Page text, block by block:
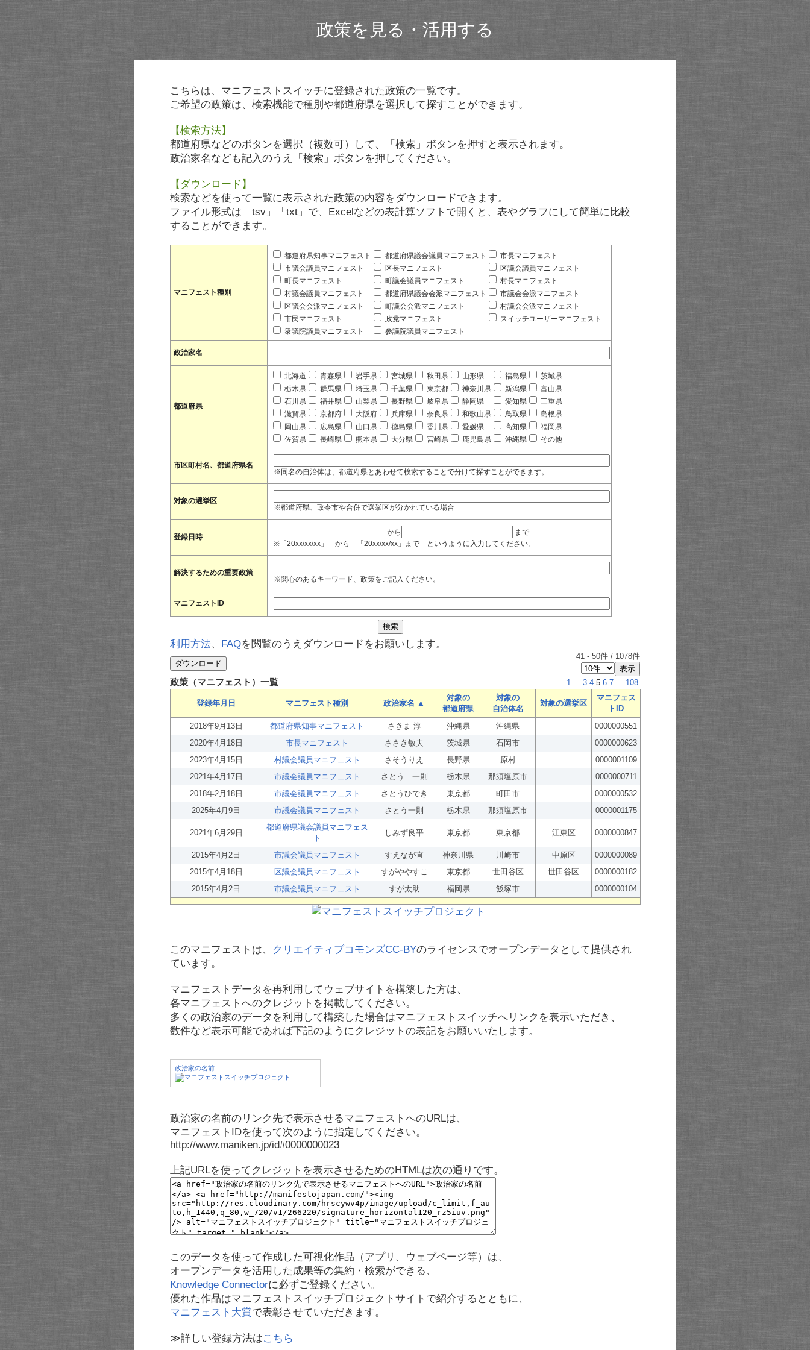
政策を見る・活用する
こちらは、マニフェストスイッチに登録された政策の一覧です。
ご希望の政策は、検索機能で種別や都道府県を選択して探すことができます。
【検索方法】
都道府県などのボタンを選択（複数可）して、「検索」ボタンを押すと表示されます。
政治家名なども記入のうえ「検索」ボタンを押してください。
【ダウンロード】
検索などを使って一覧に表示された政策の内容をダウンロードできます。
ファイル形式は「tsv」「txt」で、Excelなどの表計算ソフトで開くと、表やグラフにして簡単に比較
することができます。
マニフェスト種別
都道府県知事マニフェスト 都道府県議会議員マニフェスト
市長マニフェスト
市議会議員マニフェスト
区長マニフェスト
区議会議員マニフェスト
町長マニフェスト
町議会議員マニフェスト
村長マニフェスト
村議会議員マニフェスト
都道府県議会会派マニフェスト
市議会会派マニフェスト
区議会会派マニフェスト
町議会会派マニフェスト
村議会会派マニフェスト
市民マニフェスト
政党マニフェスト
スイッチユーザーマニフェスト
衆議院議員マニフェスト
参議院議員マニフェスト
政治家名
都道府県
北海道 青森県 岩手県 宮城県 秋田県 山形県 福島県
茨城県
栃木県
群馬県 埼玉県 千葉県 東京都 神奈川県 新潟県
富山県
石川県
福井県 山梨県 長野県 岐阜県 静岡県 愛知県
三重県
滋賀県
京都府 大阪府 兵庫県 奈良県 和歌山県 鳥取県
島根県
岡山県
広島県 山口県 徳島県 香川県 愛媛県 高知県
福岡県
佐賀県
長崎県 熊本県 大分県 宮崎県 鹿児島県 沖縄県 その他
市区町村名、都道府県名
※同名の自治体は、都道府県とあわせて検索することで分けて探すことができます。
対象の選挙区
※都道府県、政令市や合併で選挙区が分かれている場合
登録日時
から
まで
※「20xx/xx/xx」 から 「20xx/xx/xx」まで というように入力してください。
解決するための重要政策
※関心のあるキーワード、政策をご記入ください。
マニフェストID
利用方法、 FAQを閲覧のうえダウンロードをお願いします。
41 - 50件 / 1078件
政策（マニフェスト）一覧 1 ... 3 4 5 6 7 ... 108
登録年月日 マニフェスト種別 政治家名 ▲
対象の
都道府県
対象の
自治体名
対象の選挙区
マニフェス
トID
2018年9月13日
都道府県知事マニフェスト さきま 淳 沖縄県 沖縄県
0000000551
2020年4月18日
市長マニフェスト ささき敏夫 茨城県 石岡市
0000000623
2023年4月15日
村議会議員マニフェスト さそうりえ 長野県 原村
0000001109
2021年4月17日
市議会議員マニフェスト さとう 一則 栃木県 那須塩原市
0000000711
2018年2月18日
市議会議員マニフェスト さとうひでき 東京都 町田市
0000000532
2025年4月9日
市議会議員マニフェスト さとう一則 栃木県 那須塩原市 0000001175
2021年6月29日
都道府県議会議員マニフェス
ト
しみず良平 東京都 東京都 江東区 0000000847
2015年4月2日 市議会議員マニフェスト すえなが直 神奈川県 川崎市 中原区
0000000089
2015年4月18日
区議会議員マニフェスト すがややすこ 東京都 世田谷区 世田谷区
0000000182
2015年4月2日
市議会議員マニフェスト すが太助 福岡県 飯塚市 0000000104
このマニフェストは、 クリエイティブコモンズCC-BYのライセンスでオープンデータとして提供され
ています。
マニフェストデータを再利用してウェブサイトを構築した方は、
各マニフェストへのクレジットを掲載してください。
多くの政治家のデータを利用して構築した場合はマニフェストスイッチへリンクを表示いただき、
数件など表示可能であれば下記のようにクレジットの表記をお願いいたします。
政治家の名前
政治家の名前のリンク先で表示させるマニフェストへのURLは、
マニフェストIDを使って次のように指定してください。
http://www.maniken.jp/id#0000000023
上記URLを使ってクレジットを表示させるためのHTMLは次の通りです。
このデータを使って作成した可視化作品（アプリ、ウェブページ等）は、
オープンデータを活用した成果等の集約・検索ができる、
Knowledge Connectorに必ずご登録ください。
優れた作品はマニフェストスイッチプロジェクトサイトで紹介するとともに、
マニフェスト大賞で表彰させていただきます。
≫詳しい登録方法はこちら